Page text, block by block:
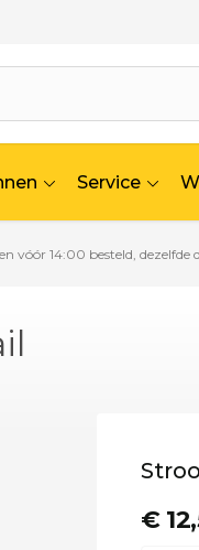
via Facebook
via Instagram
ons via Linkedin
Service
vóór 14:00 besteld, dezelfde
€